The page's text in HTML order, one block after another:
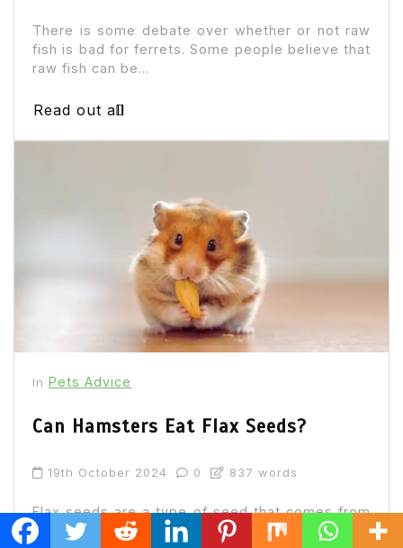
There is some debate over whether or not raw
fish is bad for ferrets. Some people believe that
raw fish can be...
Read out all
In Pets Advice
Can Hamsters Eat Flax Seeds?
19th October 2024 0 837 words
Flax seeds are a type of seed that comes from
the plant called Linum usitatissimum. These